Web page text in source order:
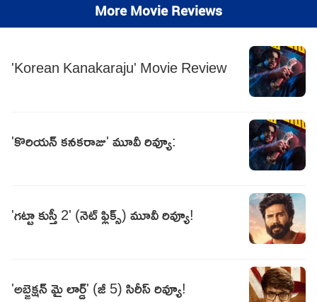
More Movie Reviews
'Korean Kanakaraju' Movie Review
'కొరియన్‌ కనకరాజు' మూవీ రివ్యూ:
'గట్టా కుస్తీ 2' (నెట్ ఫ్లిక్స్) మూవీ రివ్యూ!
'అబ్జెక్షన్ మై లార్డ్' (జీ 5) సిరీస్ రివ్యూ!